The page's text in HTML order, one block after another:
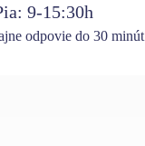
9-15:30h
odpovie do 30 minút